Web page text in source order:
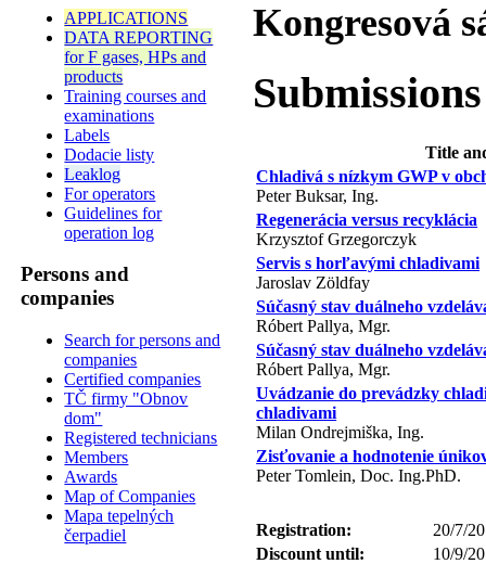
APPLICATIONS
DATA REPORTING
for F gases, HPs and
products
Training courses and
examinations
Labels
Dodacie listy
Leaklog
For operators
Guidelines for
operation log
Persons and
companies
Search for persons and
companies
Certified companies
TČ firmy "Obnov
dom"
Registered technicians
Members
Awards
Map of Companies
Mapa tepelných
čerpadiel
Kongresová
Submissions
Title
Chladivá s nízkym GWP v
Peter Buksar, Ing.
Regenerácia versus recyklácia
Krzysztof Grzegorczyk
Servis s horľavými chladivami
Jaroslav Zöldfay
Súčasný stav duálneho
Róbert Pallya, Mgr.
Súčasný stav duálneho
Róbert Pallya, Mgr.
Uvádzanie do prevádzky
chladivami
Milan Ondrejmiška, Ing.
Zisťovanie a hodnotenie
Peter Tomlein, Doc. Ing.PhD.
Registration:
20/7/
Discount until:
10/9/